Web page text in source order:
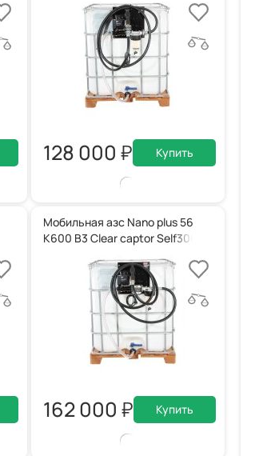
128 000 Купить
Мобильная азс Nano plus 56
K600 B3 Clear captor Self3000
162 000 Купить